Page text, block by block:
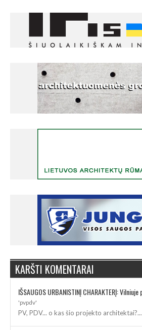
KARŠTI KOMENTARAI
'pvpdv'
PV, PDV... o kas šio projekto architektai?...